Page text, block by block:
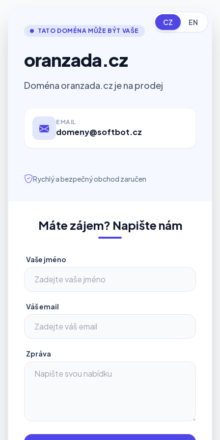
CZ EN
TATO DOMÉNA MŮŽE BÝT VAŠE
oranzada.cz
Doména oranzada.cz je na prodej
EMAIL
domeny@softbot.cz
Rychlý a bezpečný obchod zaručen
Máte zájem? Napište nám
Vaše jméno
Váš email
Zpráva